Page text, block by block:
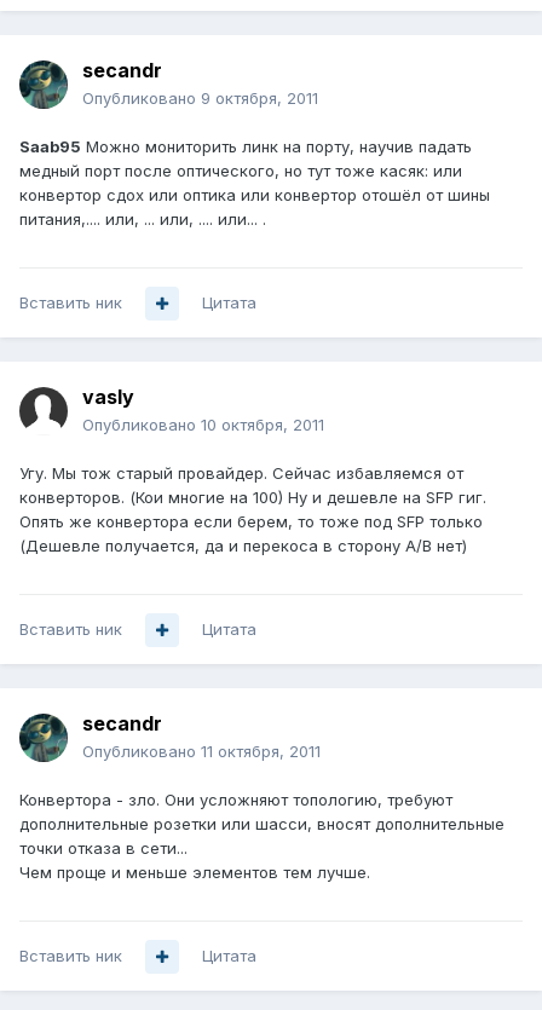
secandr
Опубликовано 9 октября, 2011
Saab95 Можно мониторить линк на порту, научив падать
медный порт после оптического, но тут тоже касяк: или
конвертор сдох или оптика или конвертор отошёл от шины
питания,.... или, ... или, .... или... .
Вставить ник Цитата
vasly
Опубликовано 10 октября, 2011
Угу. Мы тож старый провайдер. Сейчас избавляемся от
конверторов. (Кои многие на 100) Ну и дешевле на SFP гиг.
Опять же конвертора если берем, то тоже под SFP только
(Дешевле получается, да и перекоса в сторону А/B нет)
Вставить ник Цитата
secandr
Опубликовано 11 октября, 2011
Конвертора - зло. Они усложняют топологию, требуют
дополнительные розетки или шасси, вносят дополнительные
точки отказа в сети...
Чем проще и меньше элементов тем лучше.
Вставить ник Цитата